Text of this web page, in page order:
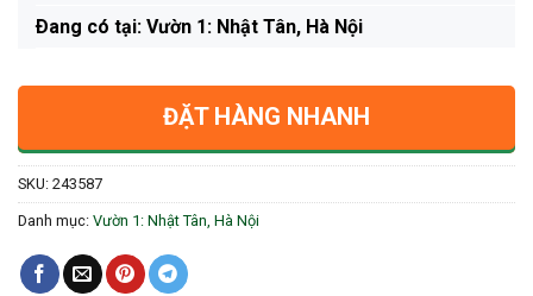
Ðang có tại: Vườn 1: Nhật Tân, Hà Nội
ĐẶT HÀNG NHANH
SKU: 243587
Danh mục: Vườn 1: Nhật Tân, Hà Nội